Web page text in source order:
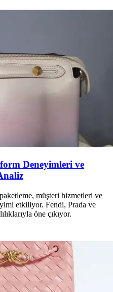
Deneyimleri ve
müşteri hizmetleri ve
etkiliyor. Fendi, Prada ve
öne çıkıyor.